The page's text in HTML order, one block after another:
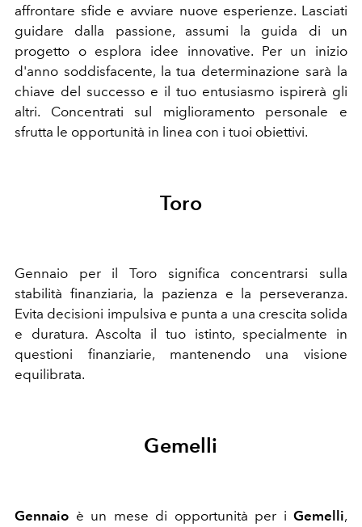
affrontare sfide e avviare nuove esperienze. Lasciati
guidare dalla passione, assumi la guida di un
progetto o esplora idee innovative. Per un inizio
d'anno soddisfacente, la tua determinazione sarà la
chiave del successo e il tuo entusiasmo ispirerà gli
altri. Concentrati sul miglioramento personale e
sfrutta le opportunità in linea con i tuoi obiettivi.
Toro
Gennaio per il Toro significa concentrarsi sulla
stabilità finanziaria, la pazienza e la perseveranza.
Evita decisioni impulsiva e punta a una crescita solida
e duratura. Ascolta il tuo istinto, specialmente in
questioni finanziarie, mantenendo una visione
equilibrata.
Gemelli
Gennaio è un mese di opportunità per i Gemelli,